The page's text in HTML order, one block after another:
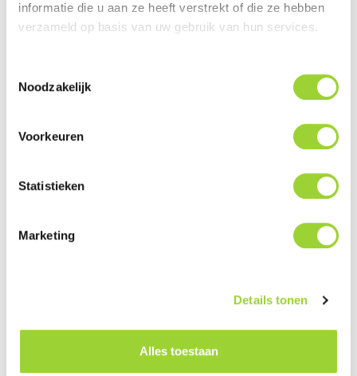
informatie die u aan ze heeft verstrekt of die ze hebben
verzameld op basis van uw gebruik van hun services.
Noodzakelijk
Voorkeuren
Statistieken
Marketing
Details tonen
Alles toestaan
KENMERKEN VAN CARVISION BSD-150:
elke gewenste monitor met RCA Video aansluiting
LED, GPS Antenne, Afstandsbediening en alle
Elke beweging kan worden weergegeven via de
Optionele sirene voor de buitenkant van het voertuig
beschikbaar
De buzzer heeft een instelbaar volume: 1 / 2 of UIT